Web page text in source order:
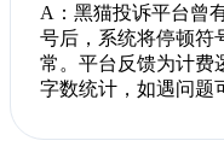
A：黑猫投诉平台曾
号后，系统将停顿符
常。平台反馈为计费
字数统计，如遇问题